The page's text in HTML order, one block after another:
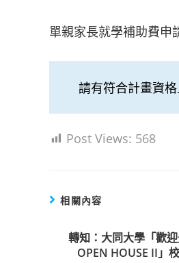
單親家長就學補助費申
請有符合計畫資
Post Views: 568
相關內容
轉知：大同大學「歡
OPEN HOUSE II」